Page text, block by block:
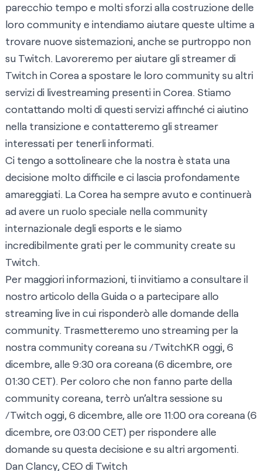
parecchio tempo e molti sforzi alla costruzione delle
loro community e intendiamo aiutare queste ultime a
trovare nuove sistemazioni, anche se purtroppo non
su Twitch. Lavoreremo per aiutare gli streamer di
Twitch in Corea a spostare le loro community su altri
servizi di livestreaming presenti in Corea. Stiamo
contattando molti di questi servizi affinché ci aiutino
nella transizione e contatteremo gli streamer
interessati per tenerli informati.
Ci tengo a sottolineare che la nostra è stata una
decisione molto difficile e ci lascia profondamente
amareggiati. La Corea ha sempre avuto e continuerà
ad avere un ruolo speciale nella community
internazionale degli esports e le siamo
incredibilmente grati per le community create su
Twitch.
Per maggiori informazioni, ti invitiamo a consultare il
nostroarticolo della Guidao a partecipare allo
streaming live in cui risponderò alle domande della
community. Trasmetteremo uno streaming per la
nostra community coreana su /TwitchKR oggi, 6
dicembre, alle 9:30 ora coreana (6 dicembre, ore
01:30 CET). Per coloro che non fanno parte della
community coreana, terrò un’altra sessione su
/Twitch oggi, 6 dicembre, alle ore 11:00 ora coreana (6
dicembre, ore 03:00 CET) per rispondere alle
domande su questa decisione e su altri argomenti.
Dan Clancy, CEO di Twitch